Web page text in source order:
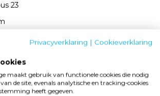
23
Privacyverklaring | Cookieverklaring
maakt gebruik van functionele cookies die nodig
de site, evenals analytische en tracking‑cookies
heeft gegeven.